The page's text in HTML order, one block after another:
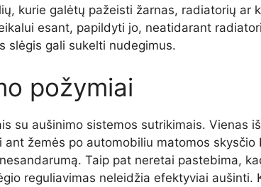
kurie galėtų pažeisti žarnas, radiatorių ar
esant, papildyti jo, neatidarant
slėgis gali sukelti nudegimus.
požymiai
su aušinimo sistemos sutrikimais. Vienas
žemės po automobiliu matomos skysčio
Taip pat neretai pastebima,
reguliavimas neleidžia efektyviai aušinti.